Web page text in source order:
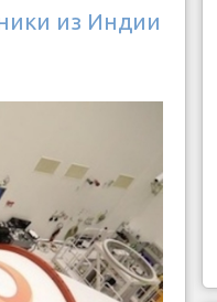
из Индии